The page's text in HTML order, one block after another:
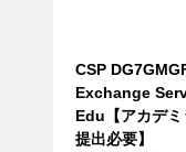
CSP
Exchange
Edu【アカデ
提出必要】